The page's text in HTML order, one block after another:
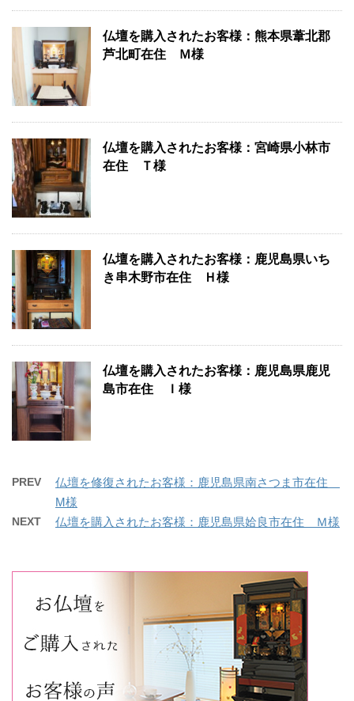
仏壇を購入されたお客様：熊本県葦北郡
芦北町在住 Ｍ様
仏壇を購入されたお客様：宮崎県小林市
在住 Ｔ様
仏壇を購入されたお客様：鹿児島県いち
き串木野市在住 Ｈ様
仏壇を購入されたお客様：鹿児島県鹿児
島市在住 Ｉ様
PREV
仏壇を修復されたお客様：鹿児島県南さつま市在住
M様
NEXT 仏壇を購入されたお客様：鹿児島県姶良市在住 Ｍ様